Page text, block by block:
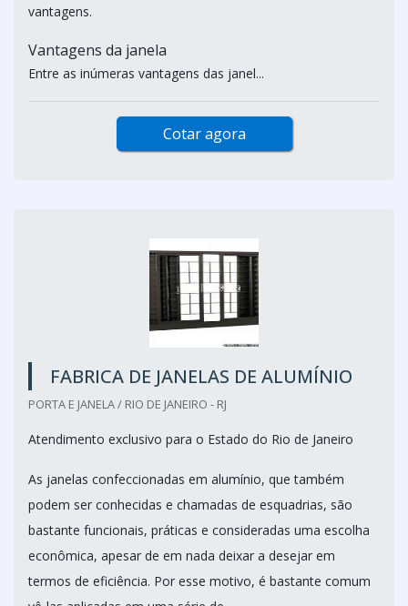
vantagens.
Vantagens da janela
Entre as inúmeras vantagens das janel...
Cotar agora
FABRICA DE JANELAS DE ALUMÍNIO
PORTA E JANELA / RIO DE JANEIRO - RJ
Atendimento exclusivo para o Estado do Rio de Janeiro
As janelas confeccionadas em alumínio, que também
podem ser conhecidas e chamadas de esquadrias, são
bastante funcionais, práticas e consideradas uma escolha
econômica, apesar de em nada deixar a desejar em
termos de eficiência. Por esse motivo, é bastante comum